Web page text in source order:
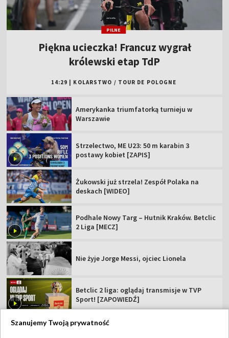
PILNE
Piękna ucieczka! Francuz wygrał
królewski etap TdP
14:29 KOLARSTWO / TOUR DE POLOGNE
Amerykanka triumfatorką turnieju w
Warszawie
Strzelectwo, ME U23: 50 m karabin 3
postawy kobiet [ZAPIS]
Żukowski już strzela! Zespół Polaka na
deskach [WIDEO]
Podhale Nowy Targ – Hutnik Kraków. Betclic
2 Liga [MECZ]
Nie żyje Jorge Messi, ojciec Lionela
Betclic 2 liga: oglądaj transmisje w TVP
Sport! [ZAPOWIEDŹ]
Szanujemy Twoją prywatność